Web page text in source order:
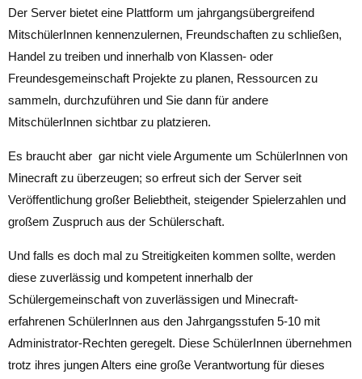
Der Server bietet eine Plattform um jahrgangsübergreifend
MitschülerInnen kennenzulernen, Freundschaften zu schließen,
Handel zu treiben und innerhalb von Klassen- oder
Freundesgemeinschaft Projekte zu planen, Ressourcen zu
sammeln, durchzuführen und Sie dann für andere
MitschülerInnen sichtbar zu platzieren.
Es braucht aber gar nicht viele Argumente um SchülerInnen von
Minecraft zu überzeugen; so erfreut sich der Server seit
Veröffentlichung großer Beliebtheit, steigender Spielerzahlen und
großem Zuspruch aus der Schülerschaft.
Und falls es doch mal zu Streitigkeiten kommen sollte, werden
diese zuverlässig und kompetent innerhalb der
Schülergemeinschaft von zuverlässigen und Minecraft-
erfahrenen SchülerInnen aus den Jahrgangsstufen 5-10 mit
Administrator-Rechten geregelt. Diese SchülerInnen übernehmen
trotz ihres jungen Alters eine große Verantwortung für dieses